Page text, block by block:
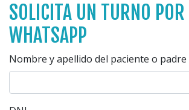
SOLICITA UN TURNO POR
WHATSAPP
Nombre y apellido del paciente o